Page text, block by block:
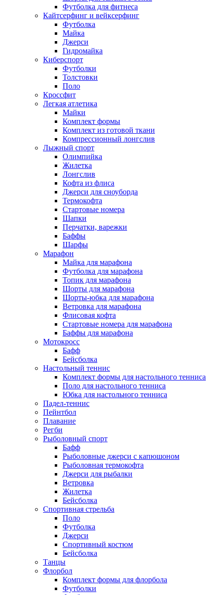
Футболка для фитнеса
Кайтсерфинг и вейксерфинг
Футболка
Майка
Джерси
Гидромайка
Киберспорт
Футболки
Толстовки
Поло
Кроссфит
Легкая атлетика
Майки
Комплект формы
Комплект из готовой ткани
Компрессионный лонгслив
Лыжный спорт
Олимпийка
Жилетка
Лонгслив
Кофта из флиса
Джерси для сноуборда
Термокофта
Стартовые номера
Шапки
Перчатки, варежки
Баффы
Шарфы
Марафон
Майка для марафона
Футболка для марафона
Топик для марафона
Шорты для марафона
Шорты-юбка для марафона
Ветровка для марафона
Флисовая кофта
Стартовые номера для марафона
Баффы для марафона
Мотокросс
Бафф
Бейсболка
Настольный теннис
Комплект формы для настольного тенниса
Поло для настольного тенниса
Юбка для настольного тенниса
Падел-теннис
Пейнтбол
Плавание
Регби
Рыболовный спорт
Бафф
Рыболовные джерси с капюшоном
Рыболовная термокофта
Джерси для рыбалки
Ветровка
Жилетка
Бейсболка
Спортивная стрельба
Поло
Футболка
Джерси
Спортивный костюм
Бейсболка
Танцы
Флорбол
Комплект формы для флорбола
Футболки